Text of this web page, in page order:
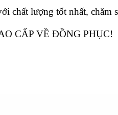
chất lượng tốt nhất, chăm
CẤP VỀ ĐỒNG PHỤC!